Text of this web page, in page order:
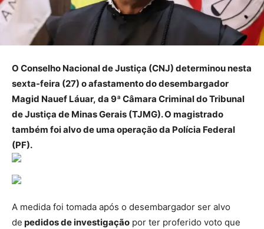
O Conselho Nacional de Justiça (CNJ) determinou nesta
sexta-feira (27) o afastamento do desembargador
Magid Nauef Láuar, da 9ª Câmara Criminal do Tribunal
de Justiça de Minas Gerais (TJMG). O magistrado
também foi alvo de uma operação da Polícia Federal
(PF).
A medida foi tomada após o desembargador ser alvo
de pedidos de investigação por ter proferido voto que